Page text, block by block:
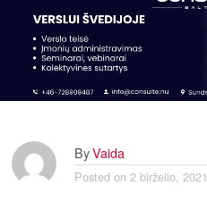
ByVaida
Posted on 2 birželio, 2021